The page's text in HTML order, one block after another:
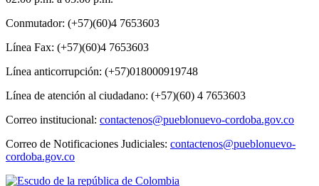
Conmutador: (+57)(60)4 7653603
Línea Fax: (+57)(60)4 7653603
Línea anticorrupción: (+57)018000919748
Línea de atención al ciudadano: (+57)(60) 4 7653603
Correo institucional: contactenos@pueblonuevo-cordoba.gov.co
Correo de Notificaciones Judiciales: contactenos@pueblonuevo-
cordoba.gov.co